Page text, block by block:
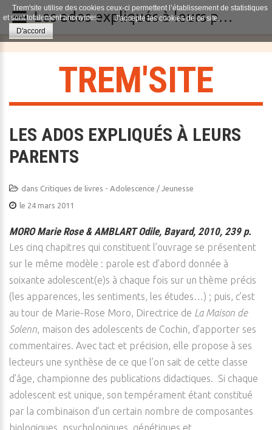
TREM'SITE
LES ADOS EXPLIQUÉS À LEURS
PARENTS
dans Critiques de livres - Adolescence / Jeunesse
le 24 mars 2011
MORO Marie Rose & AMBLART Odile, Bayard, 2010, 239 p.
Les cinq chapitres qui constituent l’ouvrage se présentent
sur le même modèle : parole est d’abord donnée à
soixante adolescent(e)s à chaque fois sur un thème précis
(les apparences, les sentiments, les études…) ; puis, c’est
au tour de Marie-Rose Moro, Directrice de La Maison de
Solenn, maison des adolescents de Cochin, d’apporter ses
commentaires. Avec tact et précision, elle propose à ses
lecteurs une synthèse de ce que l’on sait de cette classe
d’âge, championne des publications didactiques. Si chaque
adolescent est unique, son tempérament étant constitué
par la combinaison d’un certain nombre de composantes
biologiques, psychologiques, génétiques et
Trem'site utilise des cookies ceux-ci permettent l’établissement de statistiques
et sont totalement anonymes.
J'accepte les cookies de ce site.
D'accord
Les ados expliqués à leurs parents